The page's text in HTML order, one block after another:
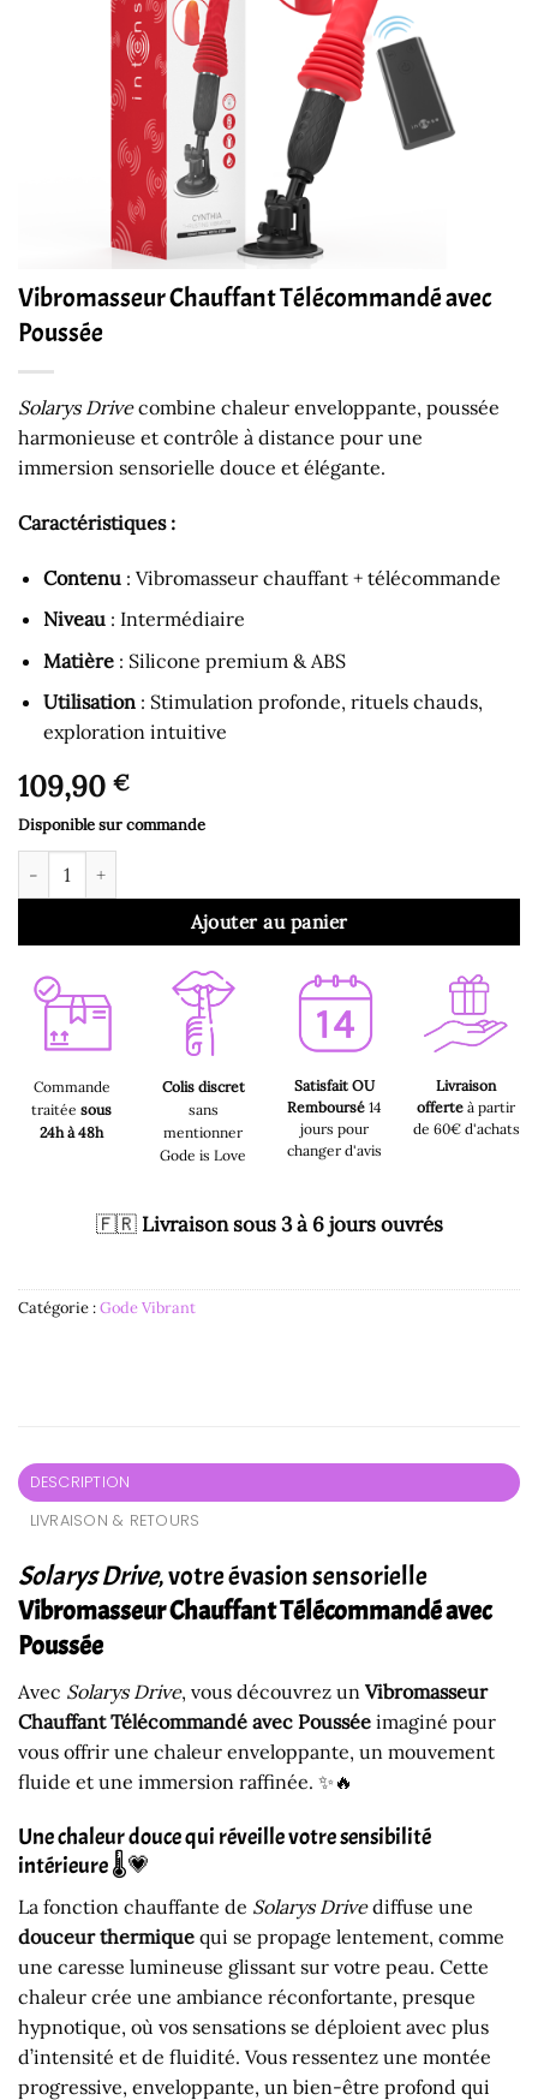
Vibromasseur Chauffant Télécommandé avec
Poussée
Solarys Drivecombine chaleur enveloppante, poussée
harmonieuse et contrôle à distance pour une
immersion sensorielle douce et élégante.
Caractéristiques :
Contenu: Vibromasseur chauffant + télécommande
Niveau: Intermédiaire
Matière: Silicone premium & ABS
Utilisation: Stimulation profonde, rituels chauds,
exploration intuitive
109,90 €
Disponible sur commande
quantité de Vibromasseur Chauffant Télécommandé avec
Ajouter au panier
Commande
traitée sous
24h à 48h
Colis discret
sans
mentionner
Gode is Love
Satisfait OU
Remboursé14
jours pour
changer d'avis
Livraison
offerte à partir
de 60€ d'achats
🇫🇷 Livraison sous 3 à 6 jours ouvrés
Catégorie :Gode Vibrant
DESCRIPTION
LIVRAISON & RETOURS
Solarys Drive, votre évasion sensorielle
Vibromasseur Chauffant Télécommandé avec
Poussée
Avec Solarys Drive, vous découvrez un Vibromasseur
Chauffant Télécommandé avec Poussée imaginé pour
vous offrir une chaleur enveloppante, un mouvement
fluide et une immersion raffinée. ✨🔥
Une chaleur douce qui réveille votre sensibilité
intérieure 🌡️💗
La fonction chauffante de Solarys Drivediffuse une
douceur thermique qui se propage lentement, comme
une caresse lumineuse glissant sur votre peau. Cette
chaleur crée une ambiance réconfortante, presque
hypnotique, où vos sensations se déploient avec plus
d’intensité et de fluidité. Vous ressentez une montée
progressive, enveloppante, un bien-être profond qui